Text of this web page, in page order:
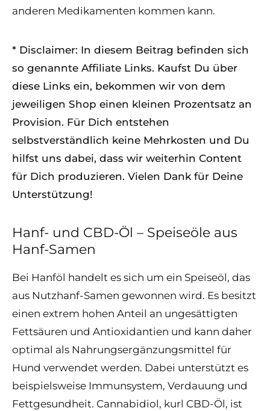
anderen Medikamenten kommen kann.
* Disclaimer: In diesem Beitrag befinden sich
so genannte Affiliate Links. Kaufst Du über
diese Links ein, bekommen wir von dem
jeweiligen Shop einen kleinen Prozentsatz an
Provision. Für Dich entstehen
selbstverständlich keine Mehrkosten und Du
hilfst uns dabei, dass wir weiterhin Content
für Dich produzieren. Vielen Dank für Deine
Unterstützung!
Hanf- und CBD-Öl – Speiseöle aus
Hanf-Samen
Bei Hanföl handelt es sich um ein Speiseöl, das
aus Nutzhanf-Samen gewonnen wird. Es besitzt
einen extrem hohen Anteil an ungesättigten
Fettsäuren und Antioxidantien und kann daher
optimal als Nahrungsergänzungsmittel für
Hund verwendet werden. Dabei unterstützt es
beispielsweise Immunsystem, Verdauung und
Fettgesundheit. Cannabidiol, kurl CBD-Öl, ist